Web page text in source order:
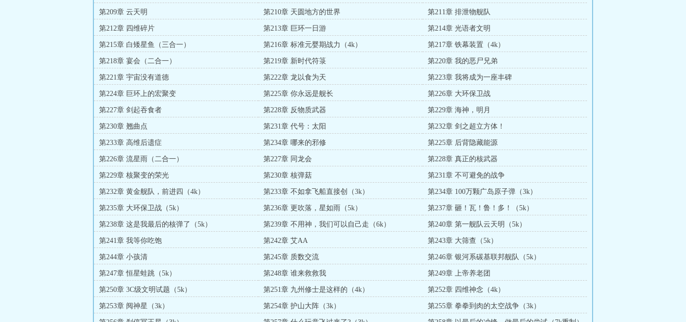
第209章 云天明 第210章 天圆地方的世界 第211章 排泄物舰队
第212章 四维碎片 第213章 巨环一日游 第214章 光语者文明
第215章 白矮星鱼（三合一） 第216章 标准元婴期战力（4k） 第217章 铁幕装置（4k）
第218章 宴会（二合一） 第219章 新时代符箓 第220章 我的恶尸兄弟
第221章 宇宙没有道德 第222章 龙以食为天 第223章 我将成为一座丰碑
第224章 巨环上的宏聚变 第225章 你永远是舰长 第226章 大环保卫战
第227章 剑起吞食者 第228章 反物质武器 第229章 海神，明月
第230章 翘曲点 第231章 代号：太阳 第232章 剑之超立方体！
第233章 高维后遗症 第234章 哪来的邪修 第225章 后背隐藏能源
第226章 流星雨（二合一） 第227章 同龙会 第228章 真正的核武器
第229章 核聚变的荣光 第230章 核弹菇 第231章 不可避免的战争
第232章 黄金舰队，前进四（4k） 第233章 不如拿飞船直接创（3k） 第234章 100万颗广岛原子弹（3k）
第235章 大环保卫战（5k） 第236章 更吹落，星如雨（5k） 第237章 砸！瓦！鲁！多！（5k）
第238章 这是我最后的核弹了（5k） 第239章 不用神，我们可以自己走（6k） 第240章 第一舰队云天明（5k）
第241章 我等你吃饱 第242章 艾AA 第243章 大筛查（5k）
第244章 小孩清 第245章 质数交流 第246章 银河系碳基联邦舰队（5k）
第247章 恒星蛙跳（5k） 第248章 谁来救救我 第249章 上帝养老团
第250章 3C级文明试题（5k） 第251章 九州修士是这样的（4k） 第252章 四维神念（4k）
第253章 阋神星（3k） 第254章 护山大阵（3k） 第255章 拳拳到肉的太空战争（3k）